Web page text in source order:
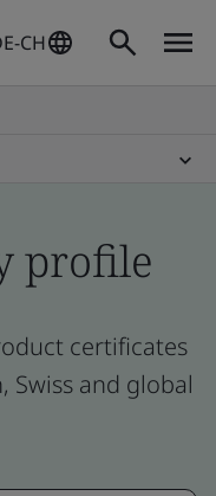
CH
profile
certificates
Swiss and global